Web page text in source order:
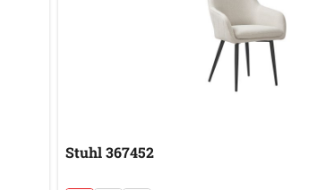
Stuhl 367452